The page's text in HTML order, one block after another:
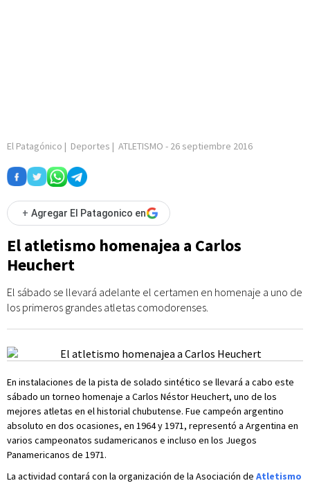
El Patagónico | Deportes | ATLETISMO - 26 septiembre 2016
+ Agregar El Patagonico en
El atletismo homenajea a Carlos
Heuchert
El sábado se llevará adelante el certamen en homenaje a uno de
los primeros grandes atletas comodorenses.
En instalaciones de la pista de solado sintético se llevará a cabo este
sábado un torneo homenaje a Carlos Néstor Heuchert, uno de los
mejores atletas en el historial chubutense. Fue campeón argentino
absoluto en dos ocasiones, en 1964 y 1971, representó a Argentina en
varios campeonatos sudamericanos e incluso en los Juegos
Panamericanos de 1971.
La actividad contará con la organización de la Asociación de Atletismo